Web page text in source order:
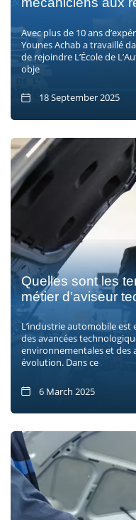
Avec plus de 10 ans
Younes Achab a travaillé
de rejoindre L’École de
obje
18 September 2025
Quelles sont les
métier d’aviseur
L’industrie automobile
des avancées
environnementales et des
évolution. Dans ce
6 March 2025